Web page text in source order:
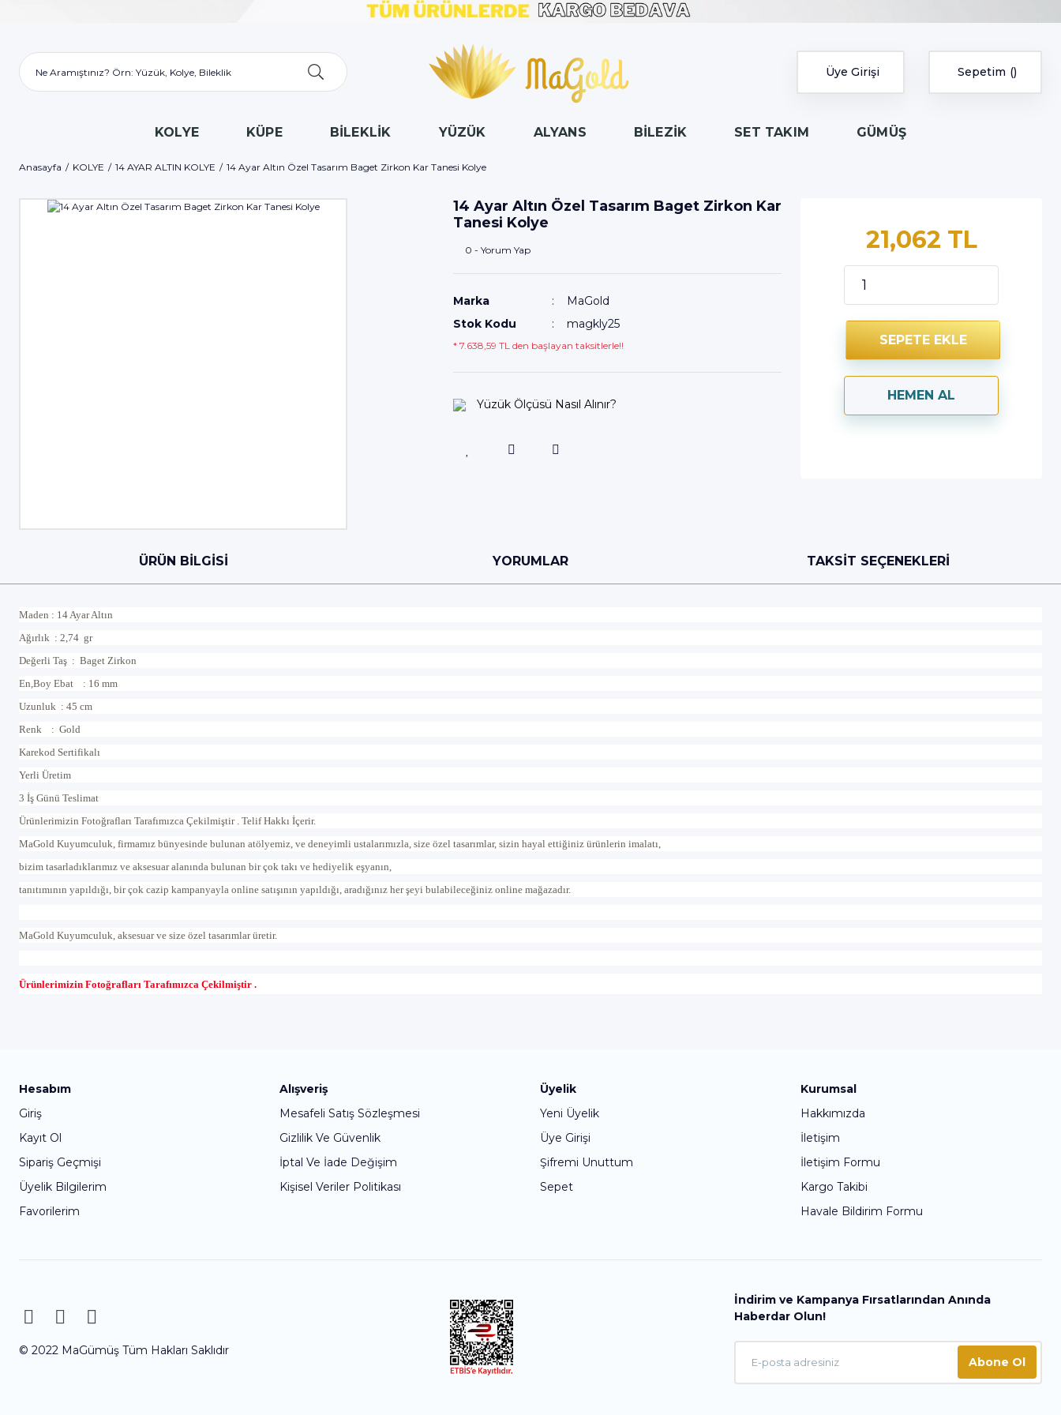
Üye Girişi Sepetim
KOLYE KÜPE BİLEKLİK YÜZÜK ALYANS BİLEZİK SET TAKIM GÜMÜŞ
Anasayfa KOLYE 14 AYAR ALTIN KOLYE 14 Ayar Altın Özel Tasarım Baget Zirkon Kar Tanesi Kolye
14 Ayar Altın Özel Tasarım Baget Zirkon Kar
Tanesi Kolye
0 - Yorum Yap
Marka
MaGold
Stok Kodu
magkly25
* 7.638,59 TL den başlayan taksitlerle!!
Yüzük Ölçüsü Nasıl Alınır?
21,062 TL
SEPETE EKLE
HEMEN AL
ÜRÜN BILGISI YORUMLAR TAKSIT SEÇENEKLERI
Maden : 14 Ayar Altın
Ağırlık : 2,74 gr
Değerli Taş : Baget Zirkon
En,Boy Ebat : 16 mm
Uzunluk : 45 cm
Renk : Gold
Karekod Sertifikalı
Yerli Üretim
3 İş Günü Teslimat
Ürünlerimizin Fotoğrafları Tarafımızca Çekilmiştir . Telif Hakkı İçerir.
MaGold Kuyumculuk, firmamız bünyesinde bulunan atölyemiz, ve deneyimli ustalarımızla, size özel tasarımlar, sizin hayal ettiğiniz ürünlerin imalatı,
bizim tasarladıklarımız ve aksesuar alanında bulunan bir çok takı ve hediyelik eşyanın,
tanıtımının yapıldığı, bir çok cazip kampanyayla online satışının yapıldığı, aradığınız her şeyi bulabileceğiniz online mağazadır.
MaGold Kuyumculuk, aksesuar ve size özel tasarımlar üretir.
Ürünlerimizin Fotoğrafları Tarafımızca Çekilmiştir .
Yorum Yaz
Hesabım
Giriş
Kayıt Ol
Sipariş Geçmişi
Üyelik Bilgilerim
Favorilerim
Alışveriş
Mesafeli Satış Sözleşmesi
Gizlilik Ve Güvenlik
İptal Ve İade Değişim
Kişisel Veriler Politikası
Üyelik
Yeni Üyelik
Üye Girişi
Şifremi Unuttum
Sepet
Kurumsal
Hakkımızda
İletişim
İletişim Formu
Kargo Takibi
Havale Bildirim Formu
© 2022 MaGümüş Tüm Hakları Saklıdır
İndirim ve Kampanya Fırsatlarından Anında
Haberdar Olun!
Abone Ol